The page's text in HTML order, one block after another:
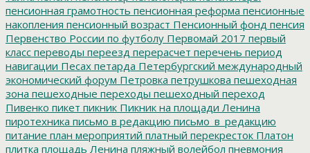
пенсионная грамотность пенсионная реформа пенсионные
накопления пенсионный возраст Пенсионный фонд пенсия
Первенство России по футболу Первомай 2017 первый
класс переводы переезд перерасчет перечень период
навигации Песах петарда Петербургский международный
экономический форум Петровка петрушкова пешеходная
зона пешеходные переходы пешеходный переход
Пивенко пикет пикник Пикник на площади Ленина
пиротехника письмо в редакцию письмо_в_редакцию
питание план мероприятий платный перекресток Платон
плитка площадь Ленина пляжный волейбол пневмония